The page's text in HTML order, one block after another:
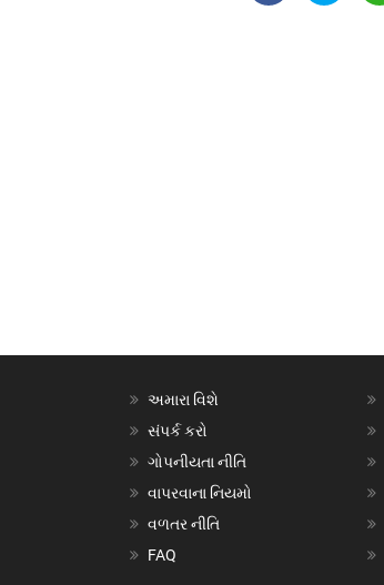
અમારા વિશે
સંપર્ક કરો
ગોપનીયતા નીતિ
વાપરવાના નિયમો
વળતર નીતિ
FAQ